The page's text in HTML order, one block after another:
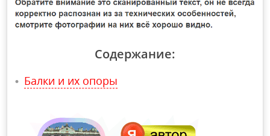
Содержание:
Балки и их опоры